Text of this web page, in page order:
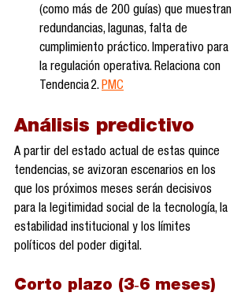
(como más de 200 guías) que muestran
redundancias, lagunas, falta de
cumplimiento práctico. Imperativo para
la regulación operativa. Relaciona con
Tendencia 2. PMC
Análisis predictivo
A partir del estado actual de estas quince
tendencias, se avizoran escenarios en los
que los próximos meses serán decisivos
para la legitimidad social de la tecnología, la
estabilidad institucional y los límites
políticos del poder digital.
Corto plazo (3‑6 meses)